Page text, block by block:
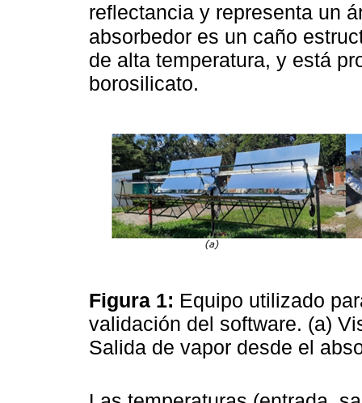
reflectancia y representa un
absorbedor es un caño
de alta temperatura, y está
borosilicato.
Figura 1: Equipo utilizado
validación del software. (a)
Salida de vapor desde el